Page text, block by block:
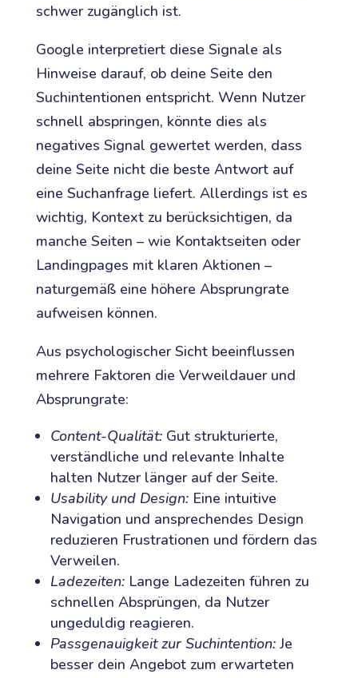
schwer zugänglich ist.
Google interpretiert diese Signale als
Hinweise darauf, ob deine Seite den
Suchintentionen entspricht. Wenn Nutzer
schnell abspringen, könnte dies als
negatives Signal gewertet werden, dass
deine Seite nicht die beste Antwort auf
eine Suchanfrage liefert. Allerdings ist es
wichtig, Kontext zu berücksichtigen, da
manche Seiten – wie Kontaktseiten oder
Landingpages mit klaren Aktionen –
naturgemäß eine höhere Absprungrate
aufweisen können.
Aus psychologischer Sicht beeinflussen
mehrere Faktoren die Verweildauer und
Absprungrate:
Content-Qualität:Gut strukturierte,
verständliche und relevante Inhalte
halten Nutzer länger auf der Seite.
Usability und Design:Eine intuitive
Navigation und ansprechendes Design
reduzieren Frustrationen und fördern das
Verweilen.
Ladezeiten:Lange Ladezeiten führen zu
schnellen Absprüngen, da Nutzer
ungeduldig reagieren.
Passgenauigkeit zur Suchintention:Je
besser dein Angebot zum erwarteten